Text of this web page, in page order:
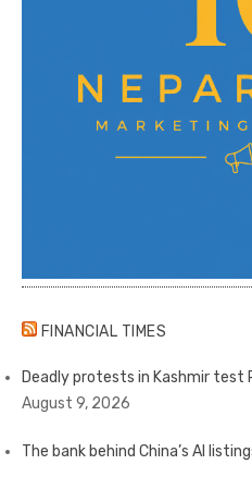
FINANCIAL TIMES
Deadly protests in Kashmir test
August 9, 2026
The bank behind China’s AI